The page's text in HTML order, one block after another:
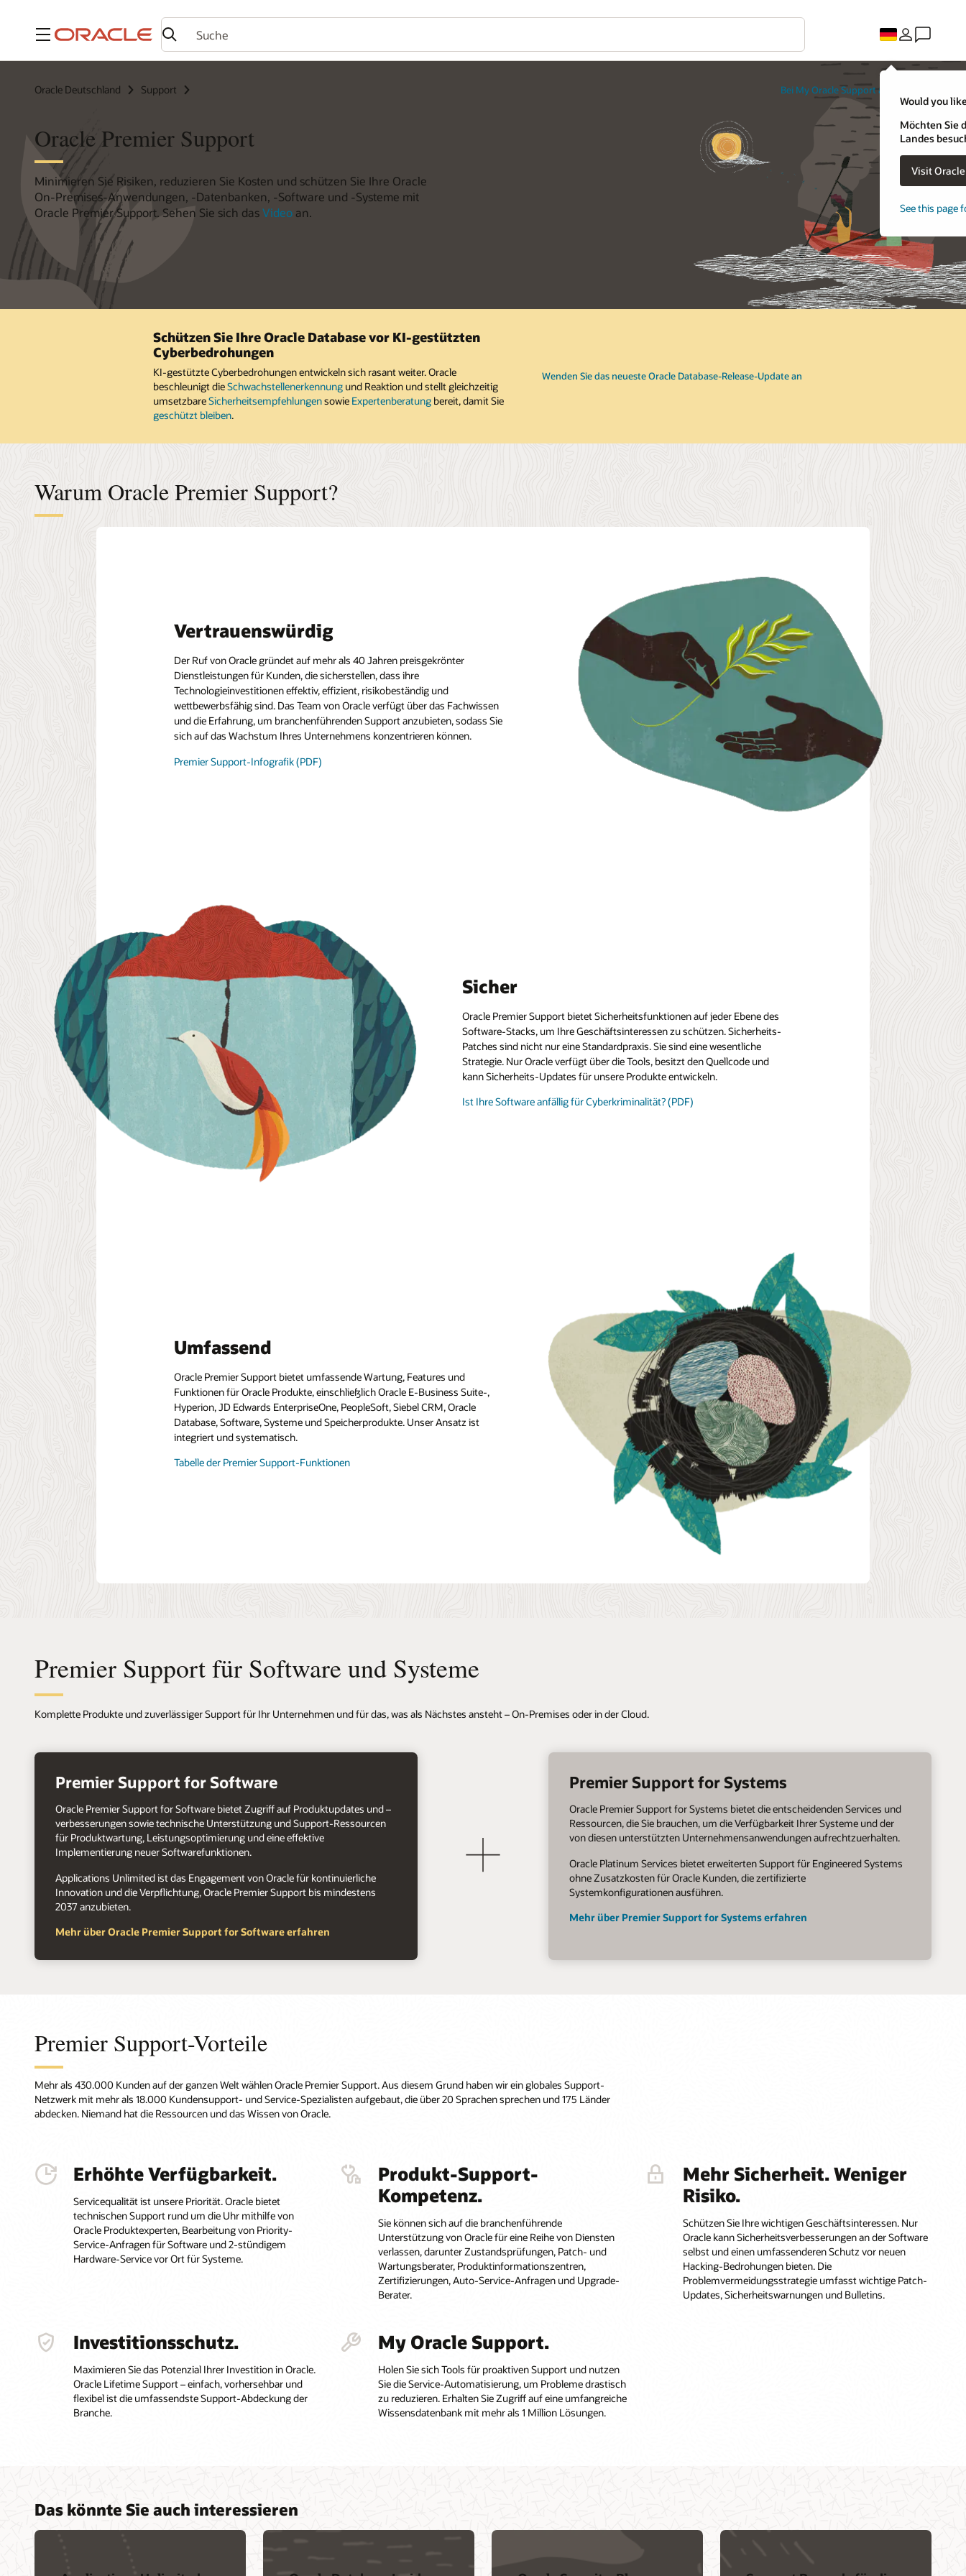
Menü
Would you
Möchten Sie
Landes
Visit
See this page
Oracle Deutschland Support Bei My Oracle Support anmelden
Oracle Premier Support
Minimieren Sie Risiken, reduzieren Sie Kosten und schützen Sie Ihre Oracle
On-Premises-Anwendungen, -Datenbanken, -Software und -Systeme mit
Oracle Premier Support. Sehen Sie sich dasVideo an.
Schützen Sie Ihre Oracle Database vor KI-gestützten
Cyberbedrohungen
KI-gestützte Cyberbedrohungen entwickeln sich rasant weiter. Oracle
beschleunigt dieSchwachstellenerkennung und Reaktion und stellt gleichzeitig
umsetzbareSicherheitsempfehlungensowie Expertenberatung bereit, damit Sie
geschützt bleiben.
Wenden Sie das neueste Oracle Database-Release-Update an
Warum Oracle Premier Support?
Vertrauenswürdig
Der Ruf von Oracle gründet auf mehr als 40 Jahren preisgekrönter
Dienstleistungen für Kunden, die sicherstellen, dass ihre
Technologieinvestitionen effektiv, effizient, risikobeständig und
wettbewerbsfähig sind. Das Team von Oracle verfügt über das Fachwissen
und die Erfahrung, um branchenführenden Support anzubieten, sodass Sie
sich auf das Wachstum Ihres Unternehmens konzentrieren können.
Premier Support-Infografik (PDF)
Sicher
Oracle Premier Support bietet Sicherheitsfunktionen auf jeder Ebene des
Software-Stacks, um Ihre Geschäftsinteressen zu schützen. Sicherheits-
Patches sind nicht nur eine Standardpraxis. Sie sind eine wesentliche
Strategie. Nur Oracle verfügt über die Tools, besitzt den Quellcode und
kann Sicherheits-Updates für unsere Produkte entwickeln.
Ist Ihre Software anfällig für Cyberkriminalität? (PDF)
Umfassend
Oracle Premier Support bietet umfassende Wartung, Features und
Funktionen für Oracle Produkte, einschließlich Oracle E-Business Suite-,
Hyperion, JD Edwards EnterpriseOne, PeopleSoft, Siebel CRM, Oracle
Database, Software, Systeme und Speicherprodukte. Unser Ansatz ist
integriert und systematisch.
Tabelle der Premier Support-Funktionen
Premier Support für Software und Systeme
Komplette Produkte und zuverlässiger Support für Ihr Unternehmen und für das, was als Nächstes ansteht – On-Premises oder in der Cloud.
Premier Support for Software
Oracle Premier Support for Software bietet Zugriff auf Produktupdates und –
verbesserungen sowie technische Unterstützung und Support-Ressourcen
für Produktwartung, Leistungsoptimierung und eine effektive
Implementierung neuer Softwarefunktionen.
Applications Unlimited ist das Engagement von Oracle für kontinuierliche
Innovation und die Verpflichtung, Oracle Premier Support bis mindestens
2037 anzubieten.
Mehr über Oracle Premier Support for Software erfahren
+
Premier Support for Systems
Oracle Premier Support for Systems bietet die entscheidenden Services und
Ressourcen, die Sie brauchen, um die Verfügbarkeit Ihrer Systeme und der
von diesen unterstützten Unternehmensanwendungen aufrechtzuerhalten.
Oracle Platinum Services bietet erweiterten Support für Engineered Systems
ohne Zusatzkosten für Oracle Kunden, die zertifizierte
Systemkonfigurationen ausführen.
Mehr über Premier Support for Systems erfahren
Premier Support-Vorteile
Mehr als 430.000 Kunden auf der ganzen Welt wählen Oracle Premier Support. Aus diesem Grund haben wir ein globales Support-
Netzwerk mit mehr als 18.000 Kundensupport- und Service-Spezialisten aufgebaut, die über 20 Sprachen sprechen und 175 Länder
abdecken. Niemand hat die Ressourcen und das Wissen von Oracle.
Erhöhte Verfügbarkeit.
Servicequalität ist unsere Priorität. Oracle bietet
technischen Support rund um die Uhr mithilfe von
Oracle Produktexperten, Bearbeitung von Priority-
Service-Anfragen für Software und 2-stündigem
Hardware-Service vor Ort für Systeme.
Produkt-Support-
Kompetenz.
Sie können sich auf die branchenführende
Unterstützung von Oracle für eine Reihe von Diensten
verlassen, darunter Zustandsprüfungen, Patch- und
Wartungsberater, Produktinformationszentren,
Zertifizierungen, Auto-Service-Anfragen und Upgrade-
Berater.
Mehr Sicherheit. Weniger
Risiko.
Schützen Sie Ihre wichtigen Geschäftsinteressen. Nur
Oracle kann Sicherheitsverbesserungen an der Software
selbst und einen umfassenderen Schutz vor neuen
Hacking-Bedrohungen bieten. Die
Problemvermeidungsstrategie umfasst wichtige Patch-
Updates, Sicherheitswarnungen und Bulletins.
Investitionsschutz.
Maximieren Sie das Potenzial Ihrer Investition in Oracle.
Oracle Lifetime Support – einfach, vorhersehbar und
flexibel ist die umfassendste Support-Abdeckung der
Branche.
My Oracle Support.
Holen Sie sich Tools für proaktiven Support und nutzen
Sie die Service-Automatisierung, um Probleme drastisch
zu reduzieren. Erhalten Sie Zugriff auf eine umfangreiche
Wissensdatenbank mit mehr als 1 Million Lösungen.
Das könnte Sie auch interessieren